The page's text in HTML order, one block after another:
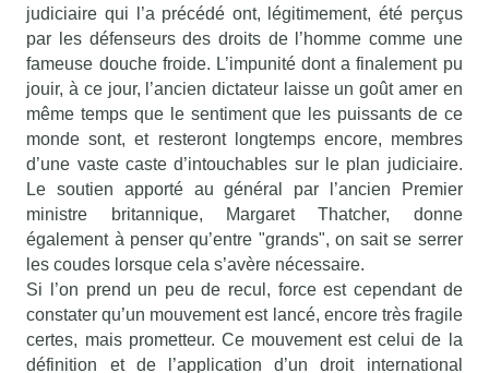
judiciaire qui l’a précédé ont, légitimement, été perçus
par les défenseurs des droits de l’homme comme une
fameuse douche froide. L’impunité dont a finalement pu
jouir, à ce jour, l’ancien dictateur laisse un goût amer en
même temps que le sentiment que les puissants de ce
monde sont, et resteront longtemps encore, membres
d’une vaste caste d’intouchables sur le plan judiciaire.
Le soutien apporté au général par l’ancien Premier
ministre britannique, Margaret Thatcher, donne
également à penser qu’entre "grands", on sait se serrer
les coudes lorsque cela s’avère nécessaire.
Si l’on prend un peu de recul, force est cependant de
constater qu’un mouvement est lancé, encore très fragile
certes, mais prometteur. Ce mouvement est celui de la
définition et de l’application d’un droit international